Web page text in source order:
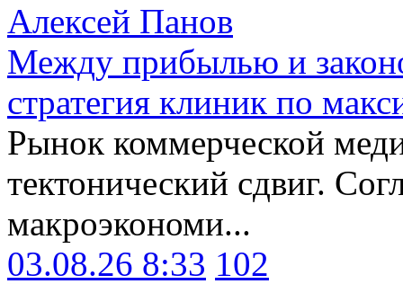
Алексей Панов
Между прибылью и
стратегия клиник по
Рынок коммерческой
тектонический сдвиг.
макроэкономи...
03.08.26 8:33 102